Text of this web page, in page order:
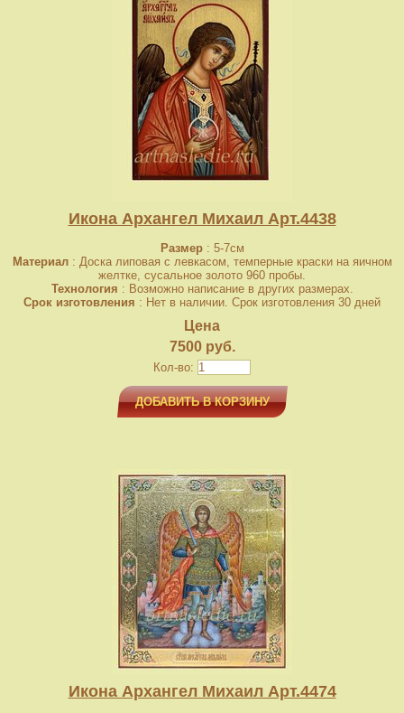
Икона Архангел Михаил Арт.4438
Размер: 5-7см
Материал: Доска липовая с левкасом, темперные краски на яичном
желтке, сусальное золото 960 пробы.
Технология : Возможно написание в других размерах.
Срок изготовления : Нет в наличии. Срок изготовления 30 дней
Цена
7500 руб.
Кол-во:
ДОБАВИТЬ В КОРЗИНУ
Икона Архангел Михаил Арт.4474